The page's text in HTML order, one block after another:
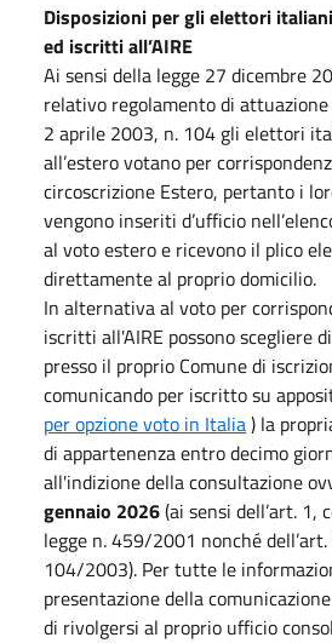
Disposizioni per gli elettori
ed iscritti all’AIRE
Ai sensi della legge 27 dicembre
relativo regolamento di attuazione
2 aprile 2003, n. 104 gli elettori
all’estero votano per
circoscrizione Estero, pertanto i
vengono inseriti d’ufficio
al voto estero e ricevono il plico
direttamente al proprio domicilio.
In alternativa al voto per
iscritti all'AIRE possono scegliere
presso il proprio Comune di
comunicando per iscritto su
per opzione voto in Italia) la
di appartenenza entro decimo
all'indizione della consultazione
gennaio 2026(ai sensi dell’art. 1,
legge n. 459/2001 nonché dell’art.
104/2003). Per tutte le
presentazione della
di rivolgersi al proprio ufficio